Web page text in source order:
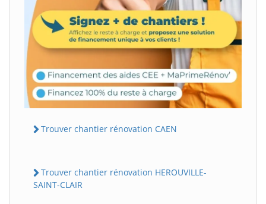
Trouver chantier rénovation CAEN
Trouver chantier rénovation HEROUVILLE-
SAINT-CLAIR